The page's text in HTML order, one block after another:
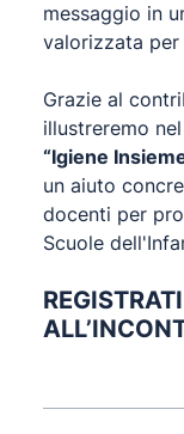
messaggio in
valorizzata
Grazie al
illustreremo
“Igiene
un aiuto
docenti per
Scuole